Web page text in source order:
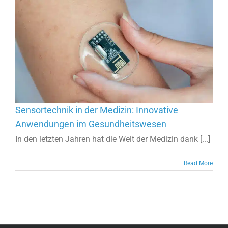
Sensortechnik in der Medizin: Innovative
Anwendungen im Gesundheitswesen
In den letzten Jahren hat die Welt der Medizin dank [...]
Read More